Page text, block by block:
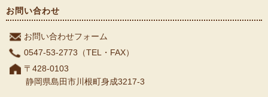
お問い合わせ
お問い合わせフォーム
0547-53-2773（TEL・FAX）
〒428-0103
静岡県島田市川根町身成3217-3